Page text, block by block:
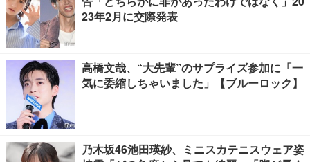
23年2月に交際発表
高橋文哉、“大先輩”のサプライズ参加に「一
気に委縮しちゃいました」【ブルーロック】
乃木坂46池田瑛紗、ミニスカテニスウェア姿